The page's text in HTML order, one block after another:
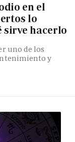
en el
lo
sirve hacerlo
uno de los
y